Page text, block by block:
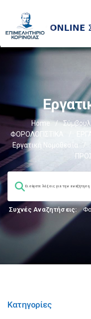
Home /
ΦΟΡΟΛΟΓΙΣΤΙΚΑ
Εργατική Νομοθεσία
/
Συχνές Αναζητήσεις:
Κατηγορίες